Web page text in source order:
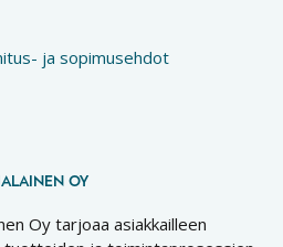
ja sopimusehdot
OY
Oy tarjoaa asiakkailleen